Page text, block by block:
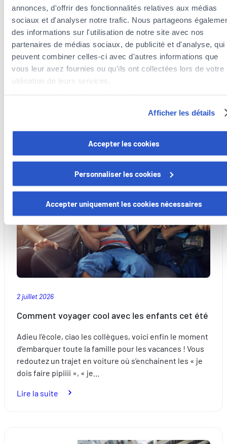
annonces, d'offrir des fonctionnalités relatives aux médias
sociaux et d'analyser notre trafic. Nous partageons
des informations sur l'utilisation de notre site avec nos
partenaires de médias sociaux, de publicité et d'analyse, qui
peuvent combiner celles-ci avec d'autres informations que
vous leur avez fournies ou qu'ils ont collectées lors de votre
utilisation de leurs services.
Vous avez la possibilité de retirer votre consentement à tout
moment en cliquant sur le lien "gestion des cookies" en bas
Certains de ces cookies sont strictement nécessaires au
fonctionnement du site. Notez que si vous désactivez des
cookies utilisés ici, il se peut que certaines fonctionnalités ou
parties de ce site Web ne soient plus normalement
accessibles. D'autres sont utilisés pour :
Améliorer votre expérience utilisateur, en personnalisant
vos fonctionnalités et en se souvenant de vos choix.
Mesurer l'audience en suivant le nombre de visiteurs et
Proposer des offres et services personnalisés et en
les performances. Partager des informations avec les
hébergé sur un site externe.
Afficher les détails
Accepter les cookies
Personnaliser les cookies
Accepter uniquement les cookies nécessaires
13 juillet 2026
Porte-vélo : ce que disent les lois en Europe
Porte-
:
disent
les
lois
en
Europe
2 juillet 2026
Comment voyager cool avec les enfants cet été
Adieu l’école, ciao les collègues, voici enfin le moment
d’embarquer toute la famille pour les vacances ! Vous
redoutez un trajet en voiture où s’enchainent les « je
dois faire pipiiii », « je…
Lire la suite